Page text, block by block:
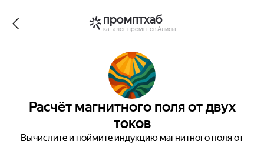
промптхаб
каталог промптов Алисы
Расчёт магнитного поля от двух
токов
Вычислите и поймите индукцию магнитного поля от